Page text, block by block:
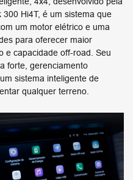
Hi4T, é um sistema que
um motor elétrico e uma
para oferecer maior
e capacidade off-road. Seu
forte, gerenciamento
sistema inteligente de
qualquer terreno.